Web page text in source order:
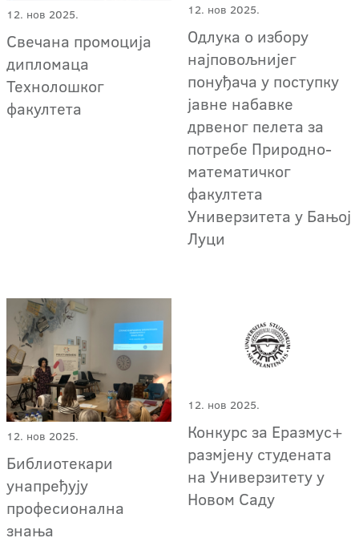
12. нов 2025.
Свечана промоција
дипломаца
Технолошког
факултета
12. нов 2025.
Одлука о избору
најповољнијег
понуђача у поступку
јавне набавке
дрвеног пелета за
потребе Природно-
математичког
факултета
Универзитета у Бањој
Луци
12. нов 2025.
Библиотекари
унапређују
професионална
знања
12. нов 2025.
Конкурс за Еразмус+
размјену студената
на Универзитету у
Новом Саду